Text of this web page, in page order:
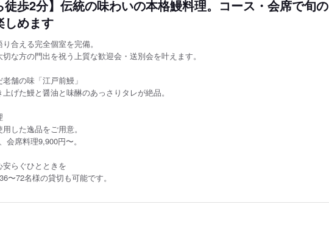
徒歩2分】伝統の味わいの本格鰻料理。コース・会席で旬の
しめます
合える完全個室を完備。
な方の門出を祝う上質な歓迎会・送別会を叶えます。
舗の味「江戸前鰻」
げた鰻と醤油と味醂のあっさりタレが絶品。
した逸品をご用意。
会席料理9,900円〜。
らぐひとときを
〜72名様の貸切も可能です。